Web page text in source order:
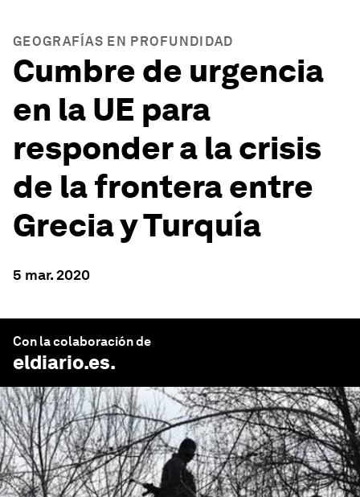
GEOGRAFÍAS EN PROFUNDIDAD
Cumbre de urgencia
en la UE para
responder a la crisis
de la frontera entre
Grecia y Turquía
5 mar. 2020
Con la colaboración de
eldiario.es.